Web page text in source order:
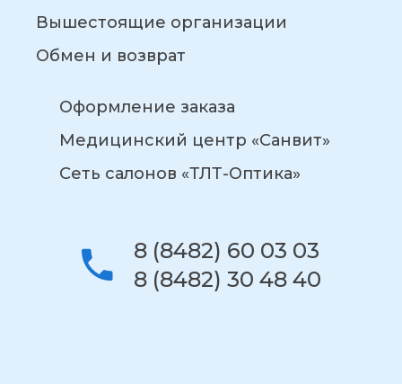
Вышестоящие организации
Обмен и возврат
Оформление заказа
Медицинский центр «Санвит»
Сеть салонов «ТЛТ-Оптика»
8 (8482) 60 03 03
8 (8482) 30 48 40